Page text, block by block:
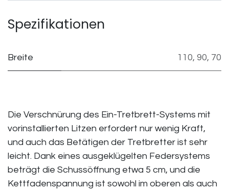
Spezifikationen
Breite 110, 90, 70
Die Verschnürung des Ein-Tretbrett-Systems mit
vorinstallierten Litzen erfordert nur wenig Kraft,
und auch das Betätigen der Tretbretter ist sehr
leicht. Dank eines ausgeklügelten Federsystems
beträgt die Schussöffnung etwa 5 cm, und die
Kettfadenspannung ist sowohl im oberen als auch